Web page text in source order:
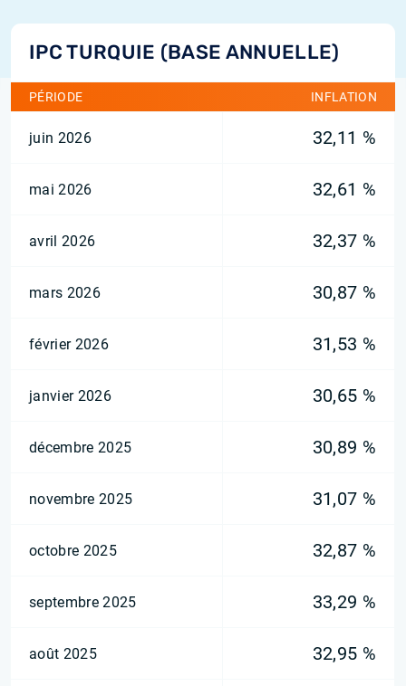
IPC TURQUIE (BASE ANNUELLE)
PÉRIODE INFLATION
juin 2026 32,11 %
mai 2026 32,61 %
avril 2026 32,37 %
mars 2026 30,87 %
février 2026 31,53 %
janvier 2026 30,65 %
décembre 2025 30,89 %
novembre 2025 31,07 %
octobre 2025 32,87 %
septembre 2025 33,29 %
août 2025 32,95 %